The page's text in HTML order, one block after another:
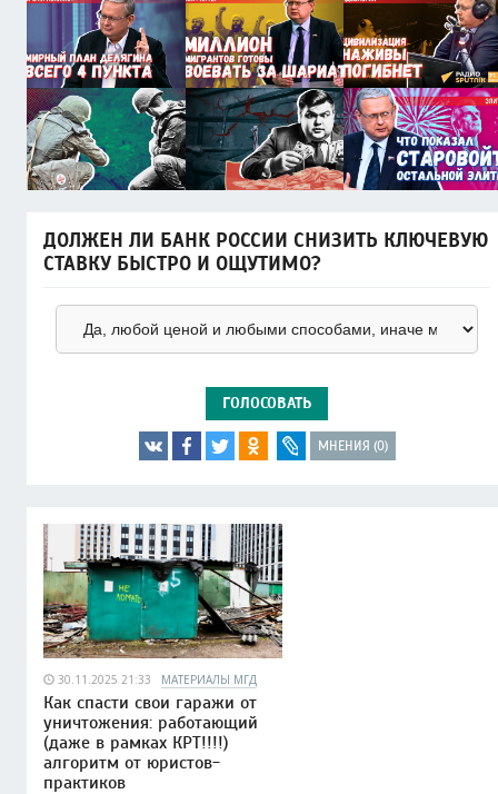
ДОЛЖЕН ЛИ БАНК РОССИИ СНИЗИТЬ КЛЮЧЕВУЮ
СТАВКУ БЫСТРО И ОЩУТИМО?
ГОЛОСОВАТЬ
МНЕНИЯ (0)
30.11.2025 21:33 МАТЕРИАЛЫ МГД
Как спасти свои гаражи от
уничтожения: работающий
(даже в рамках КРТ!!!!)
алгоритм от юристов-
практиков